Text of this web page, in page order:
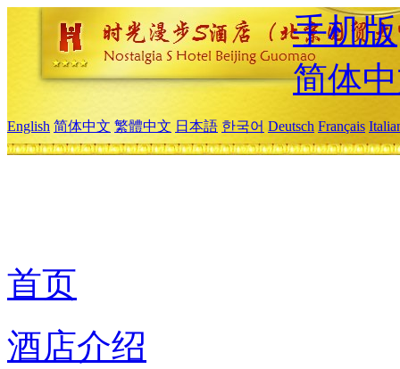
手机版
简体
English 简体中文 繁體中文 日本語 한국어 Deutsch Français
首页
酒店介绍